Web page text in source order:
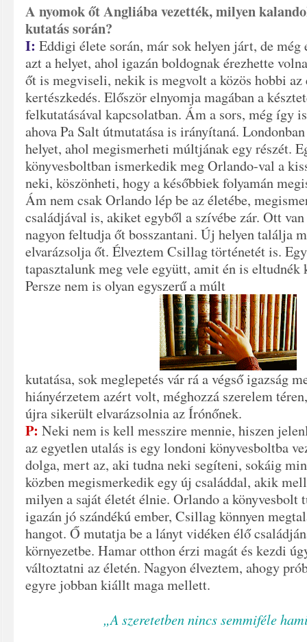
A nyomok őt Angliába vezették, milyen
kutatás során?
I: Eddigi élete során, már sok helyen járt, de
azt a helyet, ahol igazán boldognak érezhette
őt is megviseli, nekik is megvolt a közös hobbi az
kertészkedés. Először elnyomja magában a
felkutatásával kapcsolatban. Ám a sors, még így
ahova Pa Salt útmutatása is irányítaná.
helyet, ahol megismerheti múltjának egy részét.
könyvesboltban ismerkedik meg Orlando-val a
neki, köszönheti, hogy a későbbiek folyamán
Ám nem csak Orlando lép be az életébe,
családjával is, akiket egyből a szívébe zár. Ott
nagyon feltudja őt bosszantani. Új helyen találja
elvarázsolja őt. Élveztem Csillag történetét is.
tapasztalunk meg vele együtt, amit én is eltudnék
Persze nem is olyan egyszerű a múlt
kutatása, sok meglepetés vár rá a végső igazság
hiányérzetem azért volt, méghozzá szerelem
újra sikerült elvarázsolnia az Írónőnek.
P: Neki nem is kell messzire mennie, hiszen
az egyetlen utalás is egy londoni könyvesboltba
dolga, mert az, aki tudna neki segíteni, sokáig
közben megismerkedik egy új családdal, akik
milyen a saját életét élnie. Orlando a könyvesbolt
igazán jó szándékú ember, Csillag könnyen
hangot. Ő mutatja be a lányt vidéken élő
környezetbe. Hamar otthon érzi magát és kezdi
változtatni az életén. Nagyon élveztem, ahogy
egyre jobban kiállt maga mellett.
„A szeretetben nincs semmiféle